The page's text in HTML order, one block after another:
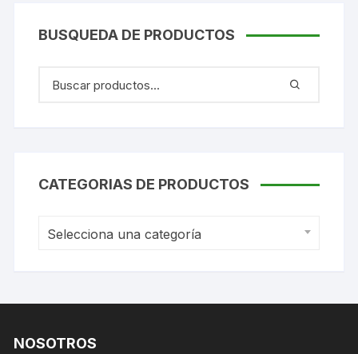
BUSQUEDA DE PRODUCTOS
CATEGORIAS DE PRODUCTOS
Selecciona una categoría
NOSOTROS